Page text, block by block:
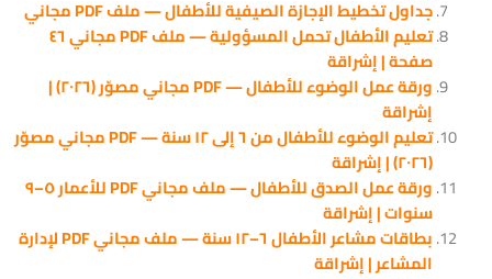
جداول تخطيط الإجازة الصيفية للأطفال — ملف PDF مجاني
تعليم الأطفال تحمل المسؤولية — ملف PDF مجاني ٤٦
صفحة | إشراقة
ورقة عمل الوضوء للأطفال — PDF مجاني مصوّر (٢٠٢٦) |
إشراقة
تعليم الوضوء للأطفال من ٦ إلى ١٢ سنة — PDF مجاني مصوّر
(٢٠٢٦) | إشراقة
ورقة عمل الصدق للأطفال — ملف مجاني PDF للأعمار ٥–٩
سنوات | إشراقة
بطاقات مشاعر الأطفال ٦–١٢ سنة — ملف مجاني PDF لإدارة
المشاعر | إشراقة